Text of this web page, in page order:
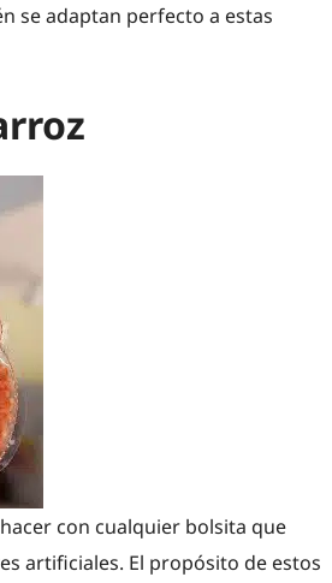
se adaptan perfecto a estas
con cualquier bolsita que
artificiales. El propósito de estos